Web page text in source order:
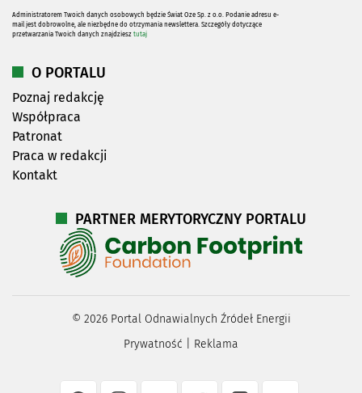
Administratorem Twoich danych osobowych będzie Świat Oze Sp. z o.o. Podanie adresu e-
mail jest dobrowolne, ale niezbędne do otrzymania newslettera. Szczegóły dotyczące
przetwarzania Twoich danych znajdziesz tutaj
O PORTALU
Poznaj redakcję
Współpraca
Patronat
Praca w redakcji
Kontakt
PARTNER MERYTORYCZNY PORTALU
© 2026Portal Odnawialnych Źródeł Energii
Prywatność
Reklama